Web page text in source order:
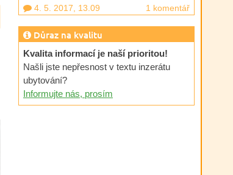
4. 5. 2017, 13.09 1 komentář
Důraz na kvalitu
Kvalita informací je naší prioritou!
Našli jste nepřesnost v textu inzerátu
ubytování?
Informujte nás, prosím